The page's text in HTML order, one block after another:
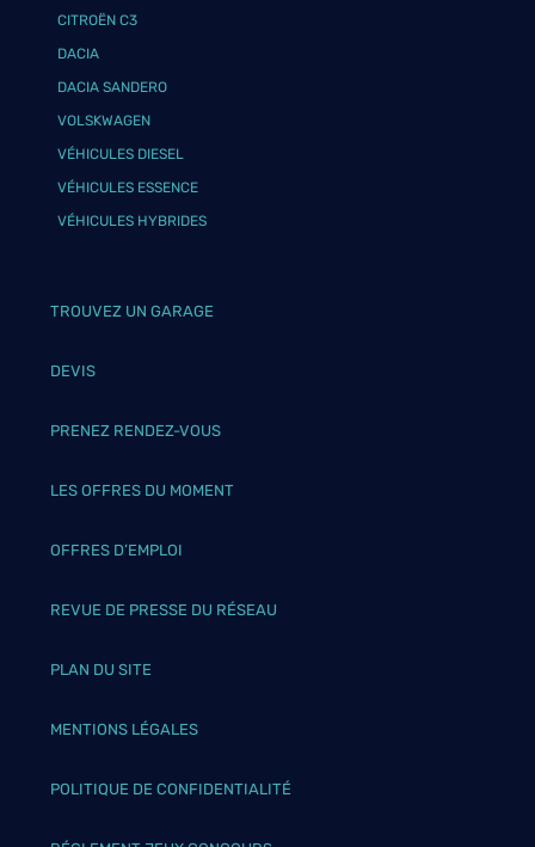
CITROËN C3
DACIA
DACIA SANDERO
VOLSKWAGEN
VÉHICULES DIESEL
VÉHICULES ESSENCE
VÉHICULES HYBRIDES
TROUVEZ UN GARAGE
DEVIS
PRENEZ RENDEZ-VOUS
LES OFFRES DU MOMENT
OFFRES D’EMPLOI
REVUE DE PRESSE DU RÉSEAU
PLAN DU SITE
MENTIONS LÉGALES
POLITIQUE DE CONFIDENTIALITÉ